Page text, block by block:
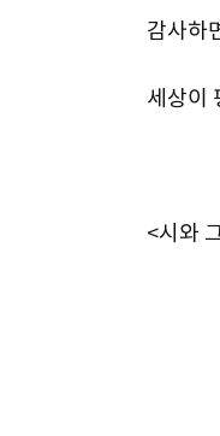
감사하
세상이
<시와